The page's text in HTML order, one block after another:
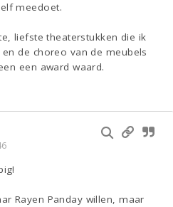
meedoet.
liefste theaterstukken die ik
de choreo van de meubels
een award waard.
Rayen Panday willen, maar